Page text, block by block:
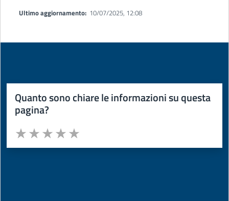
Ultimo aggiornamento: 10/07/2025, 12:08
Quanto sono chiare le informazioni su questa
pagina?
Valuta da 1 a 5 stelle la pagina
Valuta 4 stelle su 5
Valuta 3 stelle su 5
Valuta 2 stelle su 5
Valuta 1 stelle su 5